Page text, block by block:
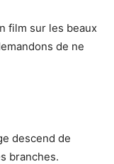
film sur les beaux
de ne
descend de
branches.